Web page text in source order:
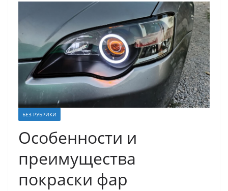
БЕЗ РУБРИКИ
Особенности и
преимущества
покраски фар